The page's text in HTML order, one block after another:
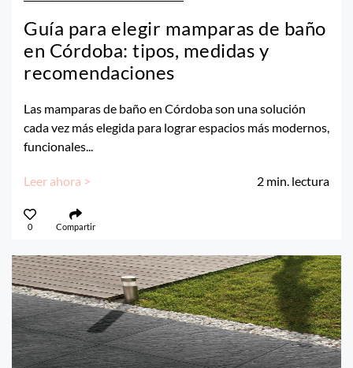
Guía para elegir mamparas de baño
en Córdoba: tipos, medidas y
recomendaciones
Las mamparas de baño en Córdoba son una solución
cada vez más elegida para lograr espacios más modernos,
funcionales...
Leer ahora > 2 min. lectura
0 Compartir